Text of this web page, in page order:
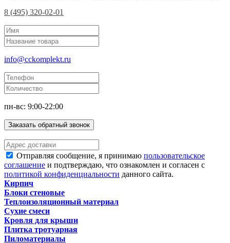
8 (495) 320-02-01
info@cckomplekt.ru
пн-вс: 9:00-22:00
Заказать обратный звонок
Отправляя сообщение, я принимаю пользовательское
соглашение и подтверждаю, что ознакомлен и согласен с
политикой конфиденциальности данного сайта.
Кирпич
Блоки стеновые
Теплоизоляционный материал
Сухие смеси
Кровля для крыши
Плитка тротуарная
Пиломатериалы